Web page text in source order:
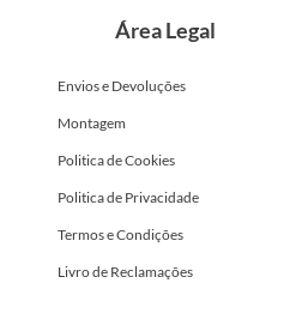
Área Legal
Envios e Devoluções
Montagem
Politica de Cookies
Politica de Privacidade
Termos e Condições
Livro de Reclamações